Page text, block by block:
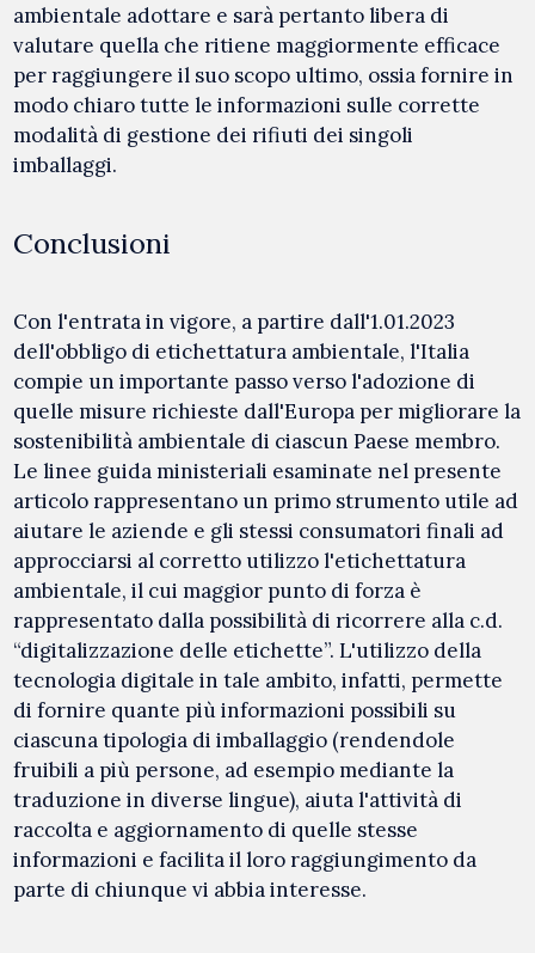
ambientale adottare e sarà pertanto libera di
valutare quella che ritiene maggiormente efficace
per raggiungere il suo scopo ultimo, ossia fornire in
modo chiaro tutte le informazioni sulle corrette
modalità di gestione dei rifiuti dei singoli
imballaggi.
Conclusioni
Con l'entrata in vigore, a partire dall'1.01.2023
dell'obbligo di etichettatura ambientale, l'Italia
compie un importante passo verso l'adozione di
quelle misure richieste dall'Europa per migliorare la
sostenibilità ambientale di ciascun Paese membro.
Le linee guida ministeriali esaminate nel presente
articolo rappresentano un primo strumento utile ad
aiutare le aziende e gli stessi consumatori finali ad
approcciarsi al corretto utilizzo l'etichettatura
ambientale, il cui maggior punto di forza è
rappresentato dalla possibilità di ricorrere alla c.d.
“digitalizzazione delle etichette”. L'utilizzo della
tecnologia digitale in tale ambito, infatti, permette
di fornire quante più informazioni possibili su
ciascuna tipologia di imballaggio (rendendole
fruibili a più persone, ad esempio mediante la
traduzione in diverse lingue), aiuta l'attività di
raccolta e aggiornamento di quelle stesse
informazioni e facilita il loro raggiungimento da
parte di chiunque vi abbia interesse.